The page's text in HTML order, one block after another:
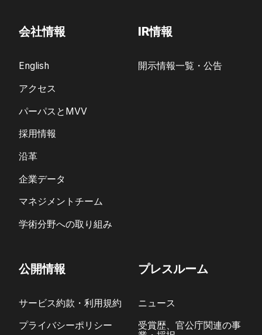
会社情報
English
アクセス
パーパスとMVV
採用情報
沿革
企業データ
マネジメントチーム
学術分野への取り組み
IR情報
開示情報一覧・公告
公開情報
サービス約款・利用規約
プライバシーポリシー
プレスルーム
ニュース
受賞歴、官公庁関連の事